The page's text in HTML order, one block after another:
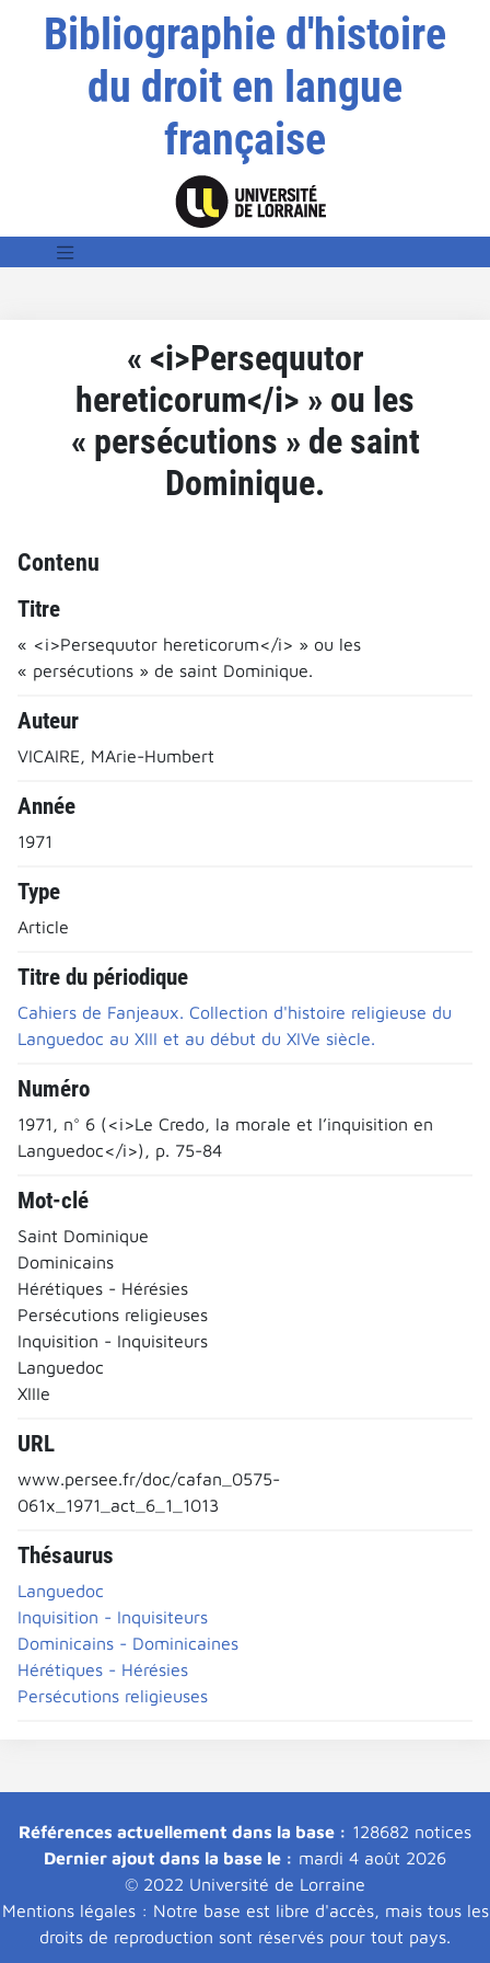
Bibliographie d'histoire
du droit en langue
française
« <i>Persequutor
hereticorum</i> » ou les
« persécutions » de saint
Dominique.
Contenu
Titre
« <i>Persequutor hereticorum</i> » ou les
« persécutions » de saint Dominique.
Auteur
VICAIRE, MArie-Humbert
Année
1971
Type
Article
Titre du périodique
Cahiers de Fanjeaux. Collection d'histoire religieuse du
Languedoc au XIII et au début du XIVe siècle.
Numéro
1971, n° 6 (<i>Le Credo, la morale et l’inquisition en
Languedoc</i>), p. 75-84
Mot-clé
Saint Dominique
Dominicains
Hérétiques - Hérésies
Persécutions religieuses
Inquisition - Inquisiteurs
Languedoc
XIIIe
URL
www.persee.fr/doc/cafan_0575-
061x_1971_act_6_1_1013
Thésaurus
Languedoc
Inquisition - Inquisiteurs
Dominicains - Dominicaines
Hérétiques - Hérésies
Persécutions religieuses
Références actuellement dans la base : 128682 notices
Dernier ajout dans la base le : mardi 4 août 2026
© 2022 Université de Lorraine
Mentions légales : Notre base est libre d'accès, mais tous les
droits de reproduction sont réservés pour tout pays.